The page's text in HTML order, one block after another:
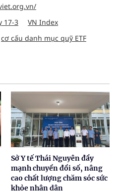
17-3
VN Index
cơ cấu danh mục quỹ ETF
Sở Y tế Thái Nguyên đẩy
mạnh chuyển đổi số, nâng
cao chất lượng chăm sóc sức
khỏe nhân dân